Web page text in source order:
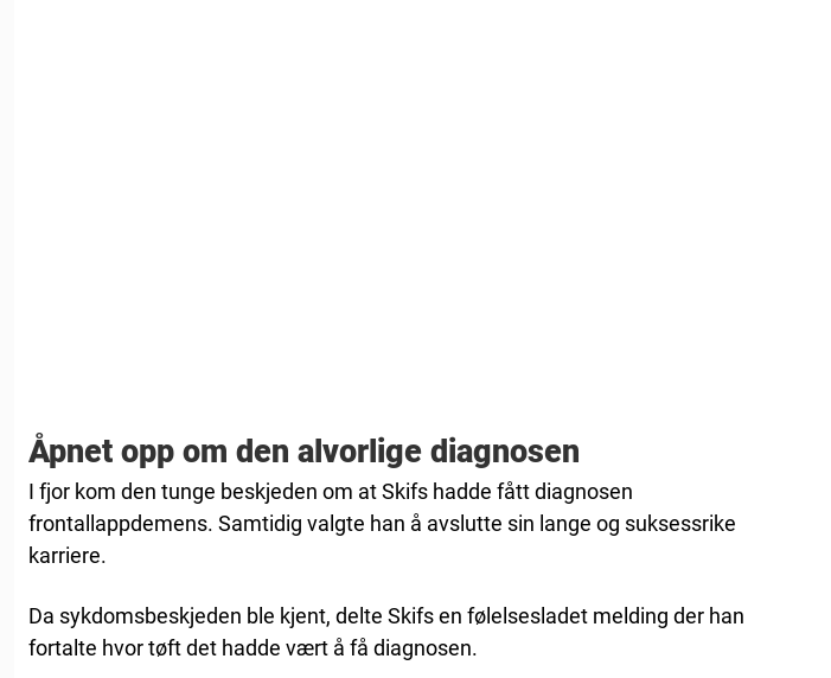
Åpnet opp om den alvorlige diagnosen
I fjor kom den tunge beskjeden om at Skifs hadde fått diagnosen
frontallappdemens. Samtidig valgte han å avslutte sin lange og suksessrike
karriere.
Da sykdomsbeskjeden ble kjent, delte Skifs en følelsesladet melding der han
fortalte hvor tøft det hadde vært å få diagnosen.